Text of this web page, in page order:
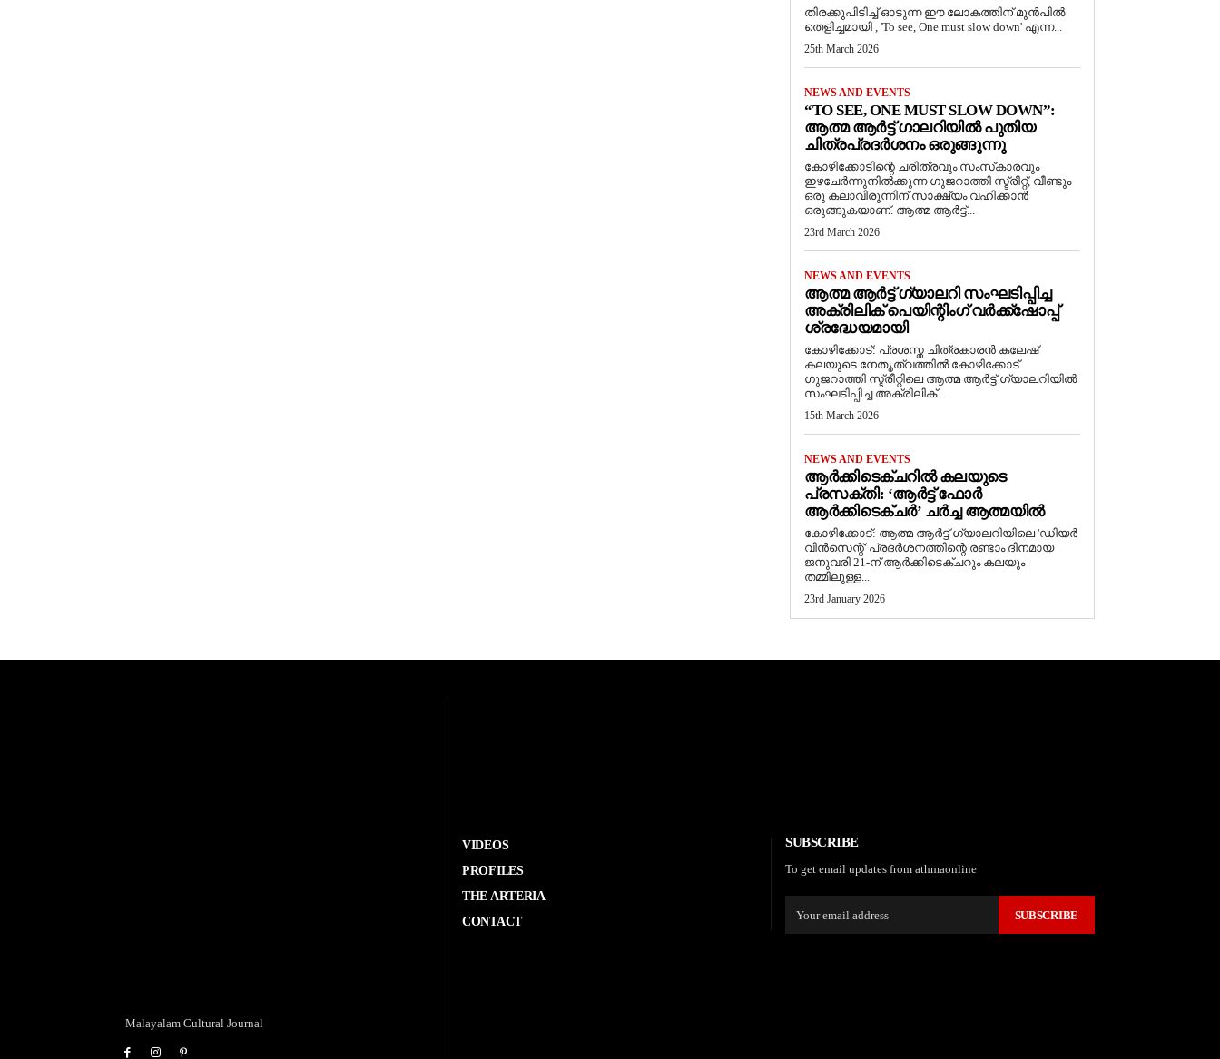
തിരക്കുപിടിച്ച് ഓടുന്ന ഈ ലോകത്തിന് മുൻപിൽ
തെളിച്ചമായി , 'To see, One must slow down' എന്ന...
25th March 2026
NEWS AND EVENTS
“TO SEE, ONE MUST SLOW DOWN”:
ആത്മ ആർട്ട് ഗാലറിയിൽ പുതിയ
ചിത്രപ്രദർശനം ഒരുങ്ങുന്നു
കോഴിക്കോടിന്റെ ചരിത്രവും സംസ്‌കാരവും
ഇഴചേർന്നുനിൽക്കുന്ന ഗുജറാത്തി സ്ട്രീറ്റ്, വീണ്ടും
ഒരു കലാവിരുന്നിന് സാക്ഷ്യം വഹിക്കാൻ
ഒരുങ്ങുകയാണ്. ആത്മ ആർട്ട്...
23rd March 2026
NEWS AND EVENTS
ആത്മ ആർട്ട് ഗ്യാലറി സംഘടിപ്പിച്ച
അക്രിലിക് പെയിന്റിംഗ് വർക്ക്‌ഷോപ്പ്
ശ്രദ്ധേയമായി
കോഴിക്കോട്: പ്രശസ്ത ചിത്രകാരൻ കലേഷ്
കലയുടെ നേതൃത്വത്തിൽ കോഴിക്കോട്
ഗുജറാത്തി സ്ട്രീറ്റിലെ ആത്മ ആർട്ട് ഗ്യാലറിയിൽ
സംഘടിപ്പിച്ച അക്രിലിക്...
15th March 2026
NEWS AND EVENTS
ആർക്കിടെക്ചറിൽ കലയുടെ
പ്രസക്തി: ‘ആർട്ട് ഫോർ
ആർക്കിടെക്ചർ’ ചർച്ച ആത്മയിൽ
​കോഴിക്കോട്: ആത്മ ആർട്ട് ഗ്യാലറിയിലെ 'ഡിയർ
വിൻസെന്റ്' പ്രദർശനത്തിന്റെ രണ്ടാം ദിനമായ
ജനുവരി 21-ന് ആർക്കിടെക്ചറും കലയും
തമ്മിലുള്ള...
23rd January 2026
Malayalam Cultural Journal
VIDEOS
PROFILES
THE ARTERIA
CONTACT
SUBSCRIBE
To get email updates from athmaonline
SUBSCRIBE